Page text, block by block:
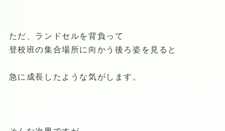
ただ、ランドセルを背負って
登校班の集合場所に向かう後ろ姿を見ると
急に成長したような気がします。